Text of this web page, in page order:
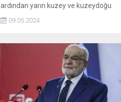
ardından yarın kuzey ve kuzeydoğu
yüksek kesimlerde fırtına çıkacağı
09.05.2024